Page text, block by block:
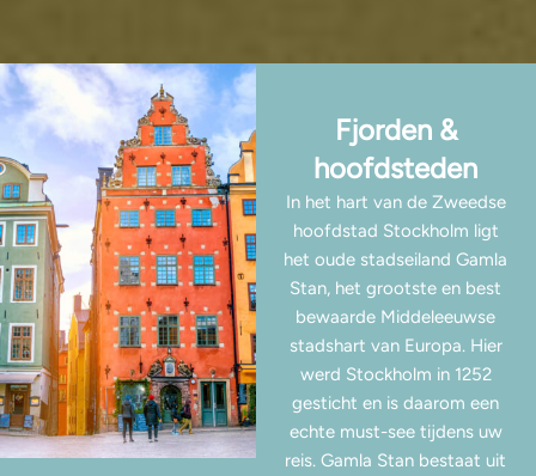
Fjorden &
hoofdsteden
In het hart van de Zweedse
hoofdstad Stockholm ligt
het oude stadseiland Gamla
Stan, het grootste en best
bewaarde Middeleeuwse
stadshart van Europa. Hier
werd Stockholm in 1252
gesticht en is daarom een
echte must-see tijdens uw
reis. Gamla Stan bestaat uit